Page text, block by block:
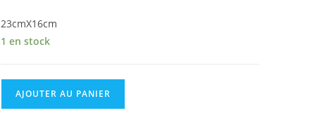
23cmX16cm
1 en stock
AJOUTER AU PANIER